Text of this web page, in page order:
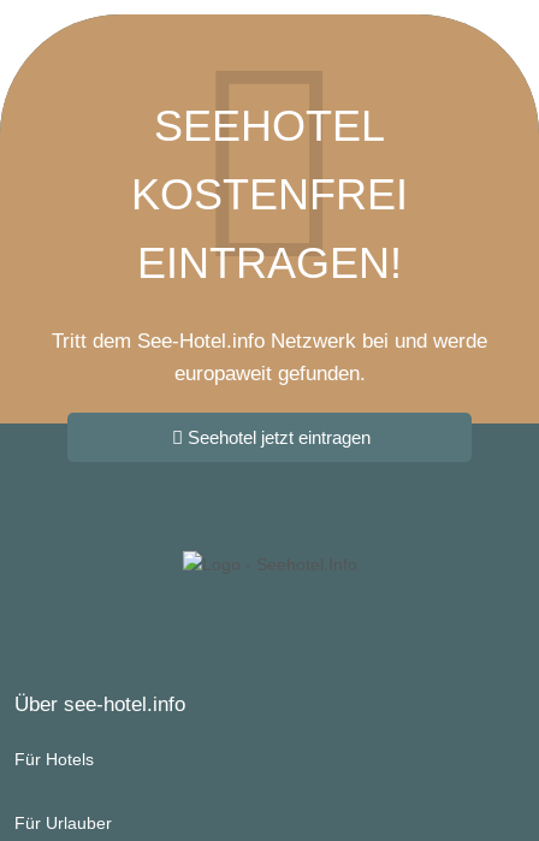
SEEHOTEL
KOSTENFREI
EINTRAGEN!
Tritt dem See-Hotel.info Netzwerk bei und werde
europaweit gefunden.
Seehotel jetzt eintragen
Über see-hotel.info
Für Hotels
Für Urlauber